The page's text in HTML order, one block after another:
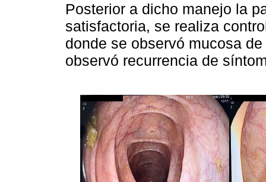
Posterior a dicho manejo la
satisfactoria, se realiza
donde se observó mucosa
observó recurrencia de